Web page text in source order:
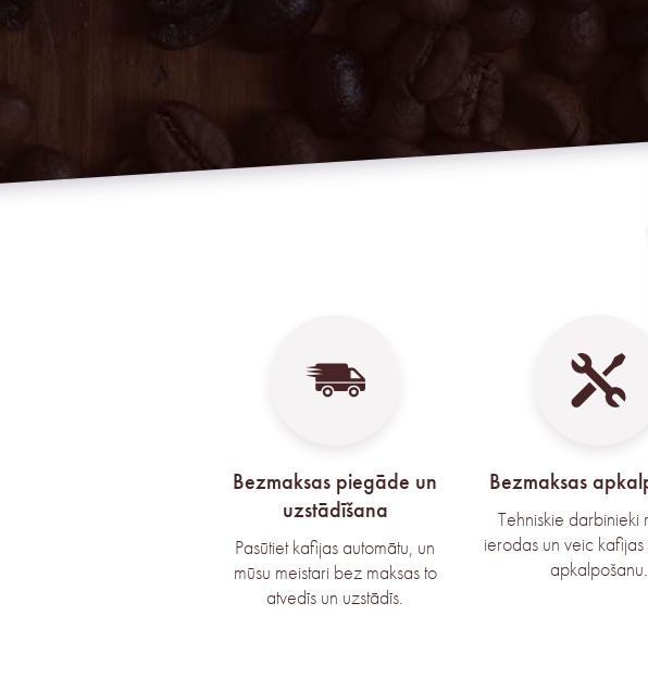
Bezmaksas piegāde un
uzstādīšana
Pasūtiet kafijas automātu, un
mūsu meistari bez maksas to
atvedīs un uzstādīs.
Bezmaksas
Tehniskie darbinieki
ierodas un veic kafijas
apkalpošanu.